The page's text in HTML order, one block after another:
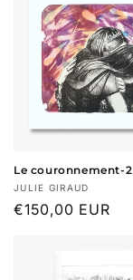
Le couronnement-2
Fournisseur :
JULIE GIRAUD
Prix
€150,00 EUR